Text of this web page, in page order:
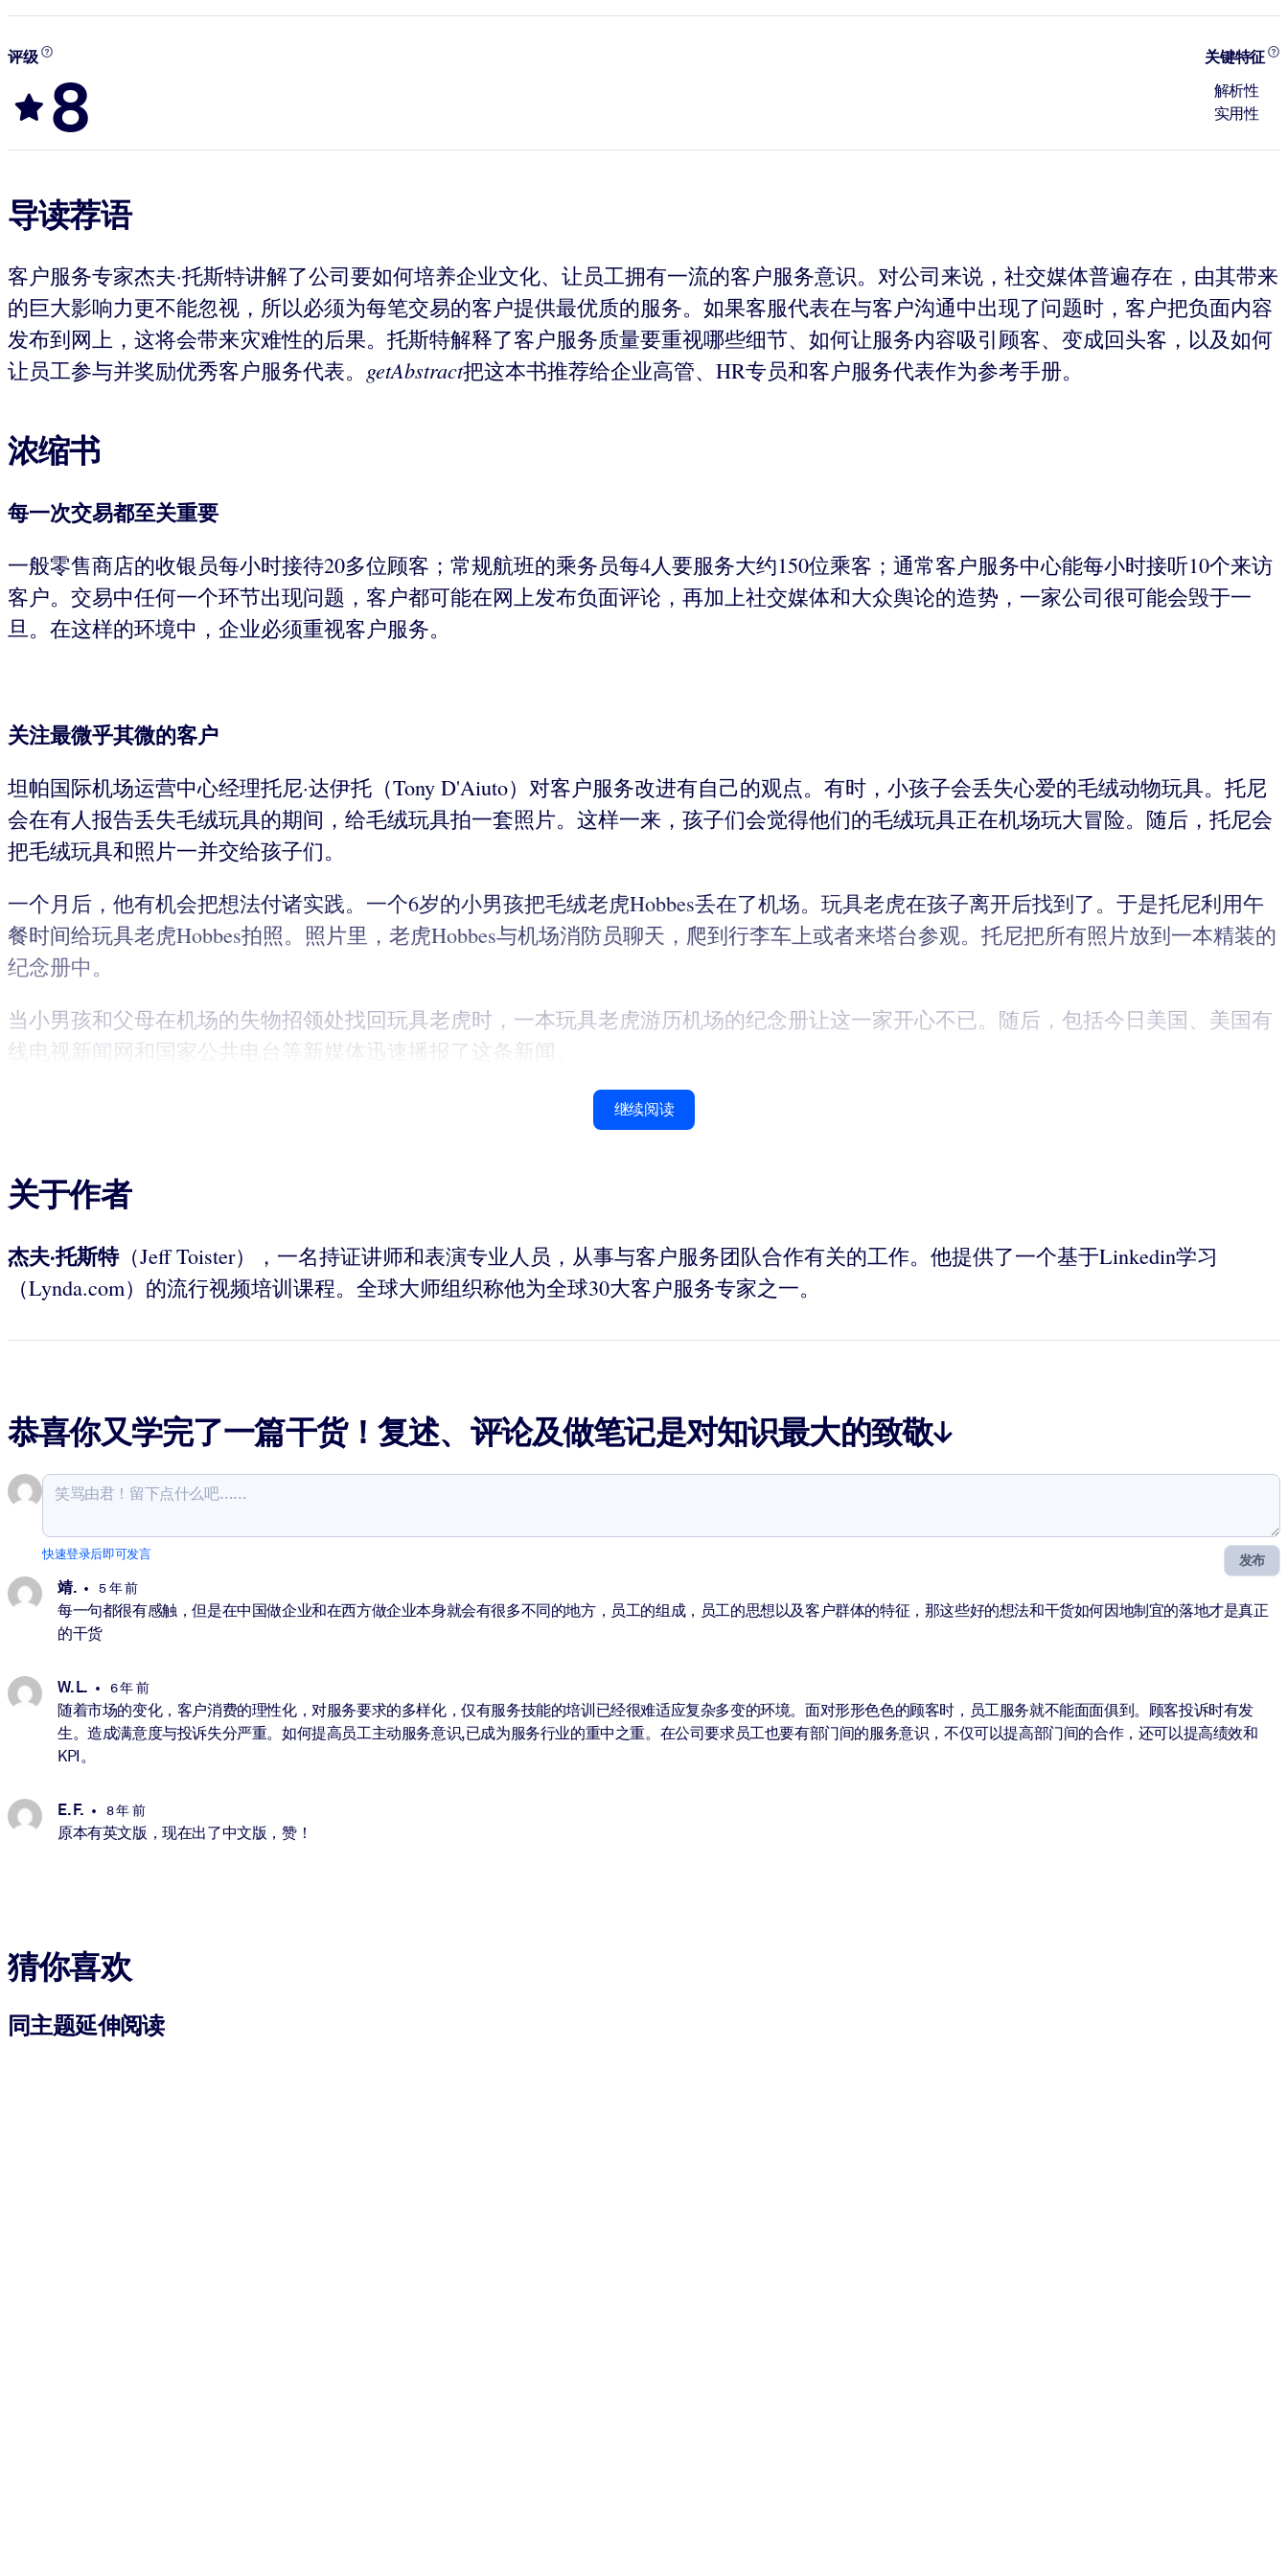
评级
8
关键特征
解析性
实用性
导读荐语
客户服务专家杰夫·托斯特讲解了公司要如何培养企业文化、让员工拥有一流的客户服务意识。对公司来说，社交媒体普遍存在，由其带来
的巨大影响力更不能忽视，所以必须为每笔交易的客户提供最优质的服务。如果客服代表在与客户沟通中出现了问题时，客户把负面内容
发布到网上，这将会带来灾难性的后果。托斯特解释了客户服务质量要重视哪些细节、如何让服务内容吸引顾客、变成回头客，以及如何
让员工参与并奖励优秀客户服务代表。 getAbstract把这本书推荐给企业高管、HR专员和客户服务代表作为参考手册。
浓缩书
每一次交易都至关重要
一般零售商店的收银员每小时接待20多位顾客；常规航班的乘务员每4人要服务大约150位乘客；通常客户服务中心能每小时接听10个来访
客户。交易中任何一个环节出现问题，客户都可能在网上发布负面评论，再加上社交媒体和大众舆论的造势，一家公司很可能会毁于一
旦。在这样的环境中，企业必须重视客户服务。
关注最微乎其微的客户
坦帕国际机场运营中心经理托尼·达伊托（Tony D'Aiuto）对客户服务改进有自己的观点。有时，小孩子会丢失心爱的毛绒动物玩具。托尼
会在有人报告丢失毛绒玩具的期间，给毛绒玩具拍一套照片。这样一来，孩子们会觉得他们的毛绒玩具正在机场玩大冒险。随后，托尼会
把毛绒玩具和照片一并交给孩子们。
一个月后，他有机会把想法付诸实践。一个6岁的小男孩把毛绒老虎Hobbes丢在了机场。玩具老虎在孩子离开后找到了。于是托尼利用午
餐时间给玩具老虎Hobbes拍照。照片里，老虎Hobbes与机场消防员聊天，爬到行李车上或者来塔台参观。托尼把所有照片放到一本精装的
纪念册中。
当小男孩和父母在机场的失物招领处找回玩具老虎时，一本玩具老虎游历机场的纪念册让这一家开心不已。随后，包括今日美国、美国有
线电视新闻网和国家公共电台等新媒体迅速播报了这条新闻。
继续阅读
关于作者
杰夫·托斯特（Jeff Toister），一名持证讲师和表演专业人员，从事与客户服务团队合作有关的工作。他提供了一个基于Linkedin学习
（Lynda.com）的流行视频培训课程。全球大师组织称他为全球30大客户服务专家之一。
恭喜你又学完了一篇干货！复述、评论及做笔记是对知识最大的致敬↓
发布
快速登录后即可发言
靖. 5 年 前
每一句都很有感触，但是在中国做企业和在西方做企业本身就会有很多不同的地方，员工的组成，员工的思想以及客户群体的特征，那这些好的想法和干货如何因地制宜的落地才是真正
的干货
W. L. 6 年 前
随着市场的变化，客户消费的理性化，对服务要求的多样化，仅有服务技能的培训已经很难适应复杂多变的环境。面对形形色色的顾客时，员工服务就不能面面俱到。顾客投诉时有发
生。造成满意度与投诉失分严重。如何提高员工主动服务意识,已成为服务行业的重中之重。在公司要求员工也要有部门间的服务意识，不仅可以提高部门间的合作，还可以提高绩效和
KPI。
E. F. 8 年 前
原本有英文版，现在出了中文版，赞！
猜你喜欢
同主题延伸阅读